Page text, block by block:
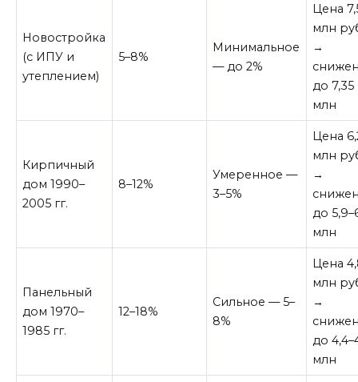
Новостройка
(с ИПУ и
утеплением)
5–8%
Минимальное
— до 2%
Цена
млн
→
до 7,35
млн
Кирпичный
дом 1990–
2005 гг.
8–12%
Умеренное —
3–5%
Цена
млн
→
до
млн
Панельный
дом 1970–
1985 гг.
12–18%
Сильное — 5–
8%
Цена
млн
→
до
млн